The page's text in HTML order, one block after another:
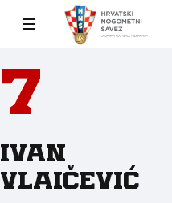
7
Ivan
Vlaičević